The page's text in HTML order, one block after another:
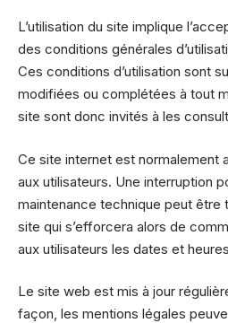
L’utilisation du site implique
des conditions générales
Ces conditions d’utilisation sont
modifiées ou complétées à tout
site sont donc invités à les
Ce site internet est normalement
aux utilisateurs. Une interruption
maintenance technique peut
site qui s’efforcera alors de
aux utilisateurs les dates et
Le site web est mis à jour
façon, les mentions légales